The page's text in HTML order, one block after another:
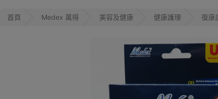
首頁 Medex 萬得 美容及健康 健康護理 復康